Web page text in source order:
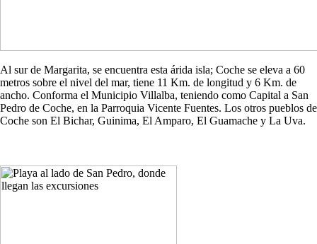
Al sur de Margarita, se encuentra esta árida isla; Coche se eleva a 60
metros sobre el nivel del mar, tiene 11 Km. de longitud y 6 Km. de
ancho. Conforma el Municipio Villalba, teniendo como Capital a San
Pedro de Coche, en la Parroquia Vicente Fuentes. Los otros pueblos de
Coche son El Bichar, Guinima, El Amparo, El Guamache y La Uva.